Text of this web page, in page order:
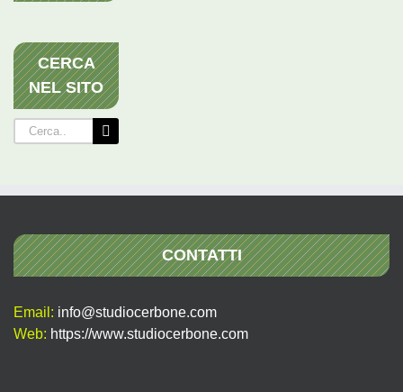
CERCA
NEL SITO
Cerca
per:
CONTATTI
Email: info@studiocerbone.com
Web: https://www.studiocerbone.com